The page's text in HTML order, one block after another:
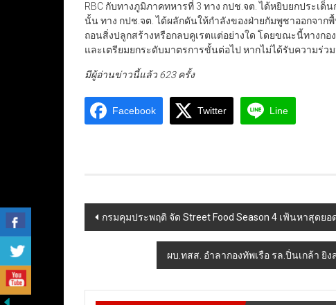
RBC กับทางภูมิภาคทหารที่ 3 ทาง กปช.จต. ได้หยิบยกประเ
นั้น ทาง กปช.จต. ได้ผลักดันให้กำลังของฝ่ายกัมพูชาออกจาก
ถอนสิ่งปลูกสร้างหรือกลบคูเรตแต่อย่างใด โดยขณะนี้ทางก
และเตรียมยกระดับมาตรการขั้นต่อไป หากไม่ได้รับความร่ว
มีผู้อ่านข่าวนี้แล้ว 623 ครั้ง
Facebook Twitter Line
Post
navigation
กรมคุมประพฤติ จัด Street Food Season 4 เฟ้นหาสุดย
ผบ.ทสส. อำลากองทัพเรือ รล.ปิ่นเกล้า ยิ